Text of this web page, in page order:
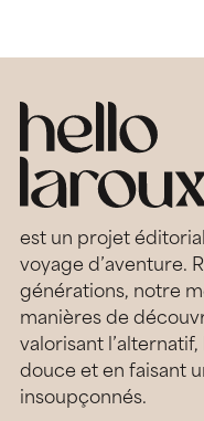
est un projet
voyage d’aventure.
générations, notre
manières de
valorisant
douce et en faisant
insoupçonnés.